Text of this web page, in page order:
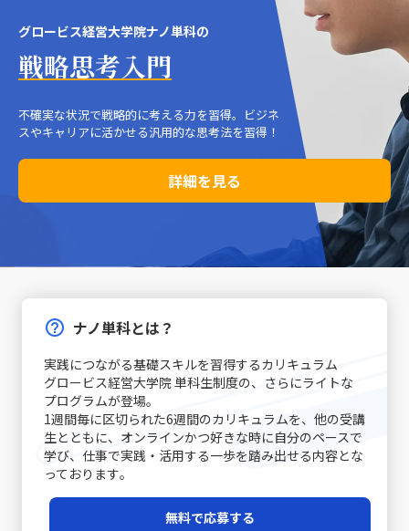
グロービス経営大学院ナノ単科の
戦略思考入門
不確実な状況で戦略的に考える力を習得。ビジネ
スやキャリアに活かせる汎用的な思考法を習得！
詳細を見る
ナノ単科とは？
実践につながる基礎スキルを習得するカリキュラム
グロービス経営大学院 単科生制度の、さらにライトな
プログラムが登場｡
1週間毎に区切られた6週間のカリキュラムを、他の受講
生とともに、オンラインかつ好きな時に自分のペースで
学び、仕事で実践・活用する一歩を踏み出せる内容とな
っております｡
無料で応募する